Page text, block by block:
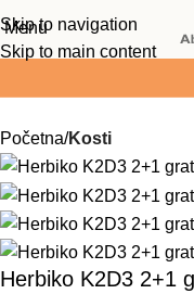
Skip to navigation
Skip to main content
Menuje vrijednost
Početna Kosti
Herbiko K2D3 2+1